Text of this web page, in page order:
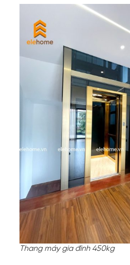
Thang máy gia đình 450kg